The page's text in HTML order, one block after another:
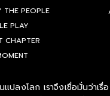
THE PEOPLE
PLAY
CHAPTER
ปลงโลก เราจึงเชื่อมั่นว่าเ